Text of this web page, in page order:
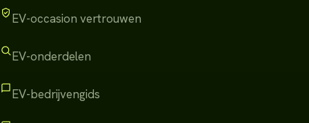
EV-occasion vertrouwen
EV-onderdelen
EV-bedrijvengids